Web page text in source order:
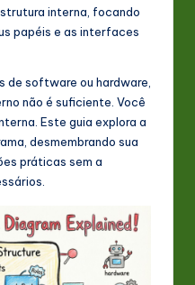
interna, focando
papéis e as interfaces
de software ou hardware,
não é suficiente. Você
Este guia explora a
desmembrando sua
práticas sem a